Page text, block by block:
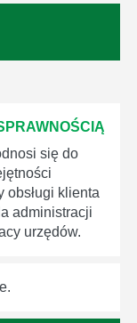
się do
obsługi klienta
administracji
urzędów.